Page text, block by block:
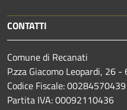
CONTATTI
Comune di Recanati
P.zza Giacomo Leopardi, 26
Codice Fiscale: 00284570439
Partita IVA: 00092110436